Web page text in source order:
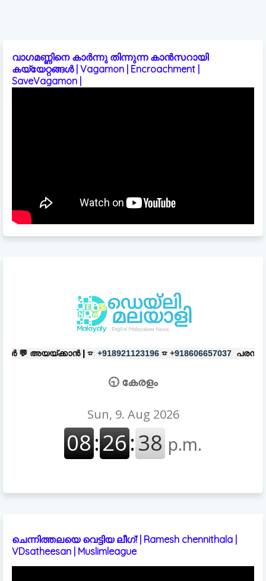
വാഗമണ്ണിനെ കാർന്നു തിന്നുന്ന കാൻസറായി
കയ്യേറ്റങ്ങൾ | Vagamon | Encroachment |
SaveVagamon |
| ☎: +918921123196 ☎ +918606657037 പരസ്യങ്ങൾക്ക് | ☎:
🕤 കേരളം
ചെന്നിത്തലയെ വെട്ടിയ ലീഗ്! | Ramesh chennithala |
VDsatheesan | Muslimleague